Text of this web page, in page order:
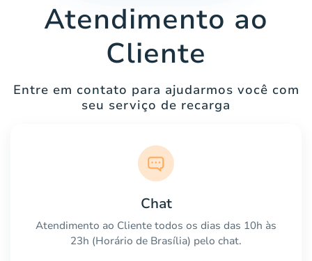
Atendimento ao
Cliente
Entre em contato para ajudarmos você com
seu serviço de recarga
Chat
Atendimento ao Cliente todos os dias das 10h às
23h (Horário de Brasília) pelo chat.